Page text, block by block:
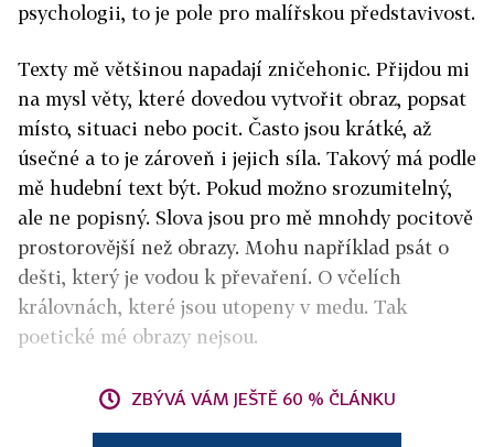
psychologii, to je pole pro malířskou představivost.
Texty mě většinou napadají zničehonic. Přijdou mi
na mysl věty, které dovedou vytvořit obraz, popsat
místo, situaci nebo pocit. Často jsou krátké, až
úsečné a to je zároveň i jejich síla. Takový má podle
mě hudební text být. Pokud možno srozumitelný,
ale ne popisný. Slova jsou pro mě mnohdy pocitově
prostorovější než obrazy. Mohu například psát o
dešti, který je vodou k převaření. O včelích
královnách, které jsou utopeny v medu. Tak
poetické mé obrazy nejsou.
ZBÝVÁ VÁM JEŠTĚ 60 % ČLÁNKU